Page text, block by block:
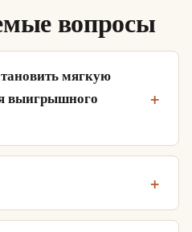
вопросы
мягкую
выигрышного